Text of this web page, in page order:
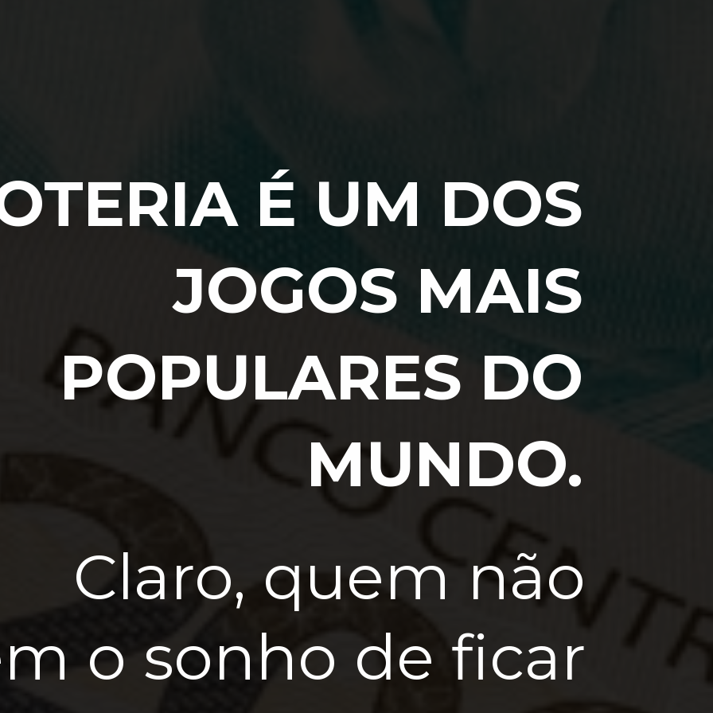
Claro, quem não
o sonho de ficar
É UM DOS
JOGOS MAIS
POPULARES DO
MUNDO.